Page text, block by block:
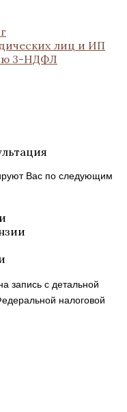
лиц и ИП
3-НДФЛ
Вас по следующим
запись с детальной
налоговой